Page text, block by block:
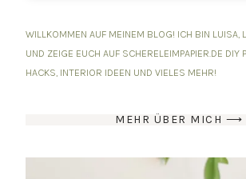
WILLKOMMEN AUF MEINEM BLOG! ICH BIN LUISA,
UND ZEIGE EUCH AUF SCHERELEIMPAPIER.DE DIY
HACKS, INTERIOR IDEEN UND VIELES MEHR!
MEHR ÜBER MICH ⟶